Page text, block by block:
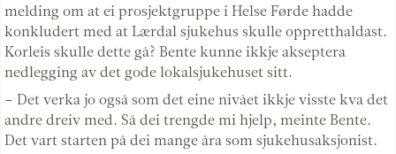
melding om at ei prosjektgruppe i Helse Førde hadde
konkludert med at Lærdal sjukehus skulle oppretthaldast.
Korleis skulle dette gå? Bente kunne ikkje akseptera
nedlegging av det gode lokalsjukehuset sitt.
– Det verka jo også som det eine nivået ikkje visste kva det
andre dreiv med. Så dei trengde mi hjelp, meinte Bente.
Det vart starten på dei mange åra som sjukehusaksjonist.